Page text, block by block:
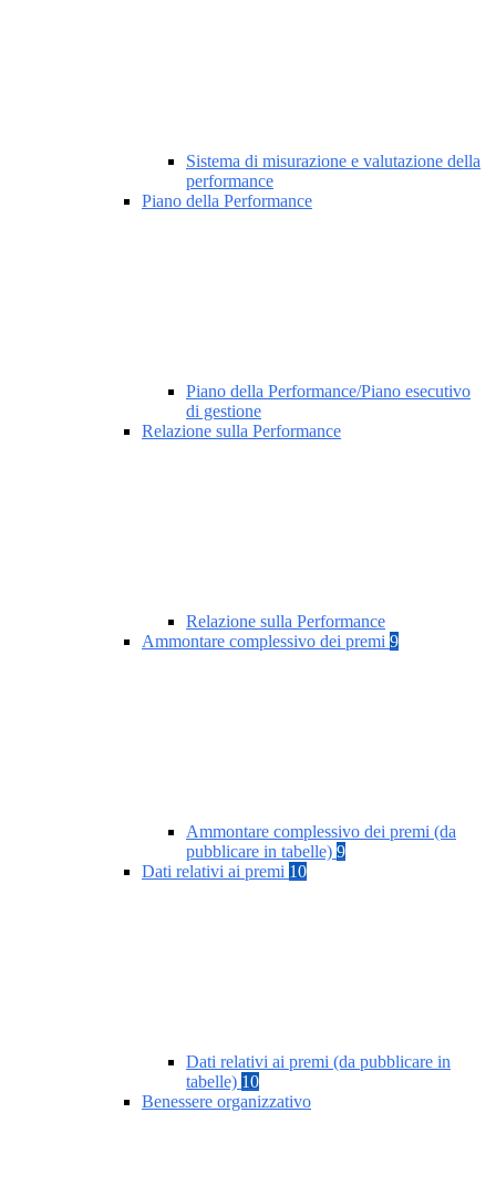
Sistema di misurazione e valutazione della
performance
Piano della Performance
Piano della Performance/Piano esecutivo
di gestione
Relazione sulla Performance
Relazione sulla Performance
Ammontare complessivo dei premi 9
Ammontare complessivo dei premi (da
pubblicare in tabelle) 9
Dati relativi ai premi 10
Dati relativi ai premi (da pubblicare in
tabelle) 10
Benessere organizzativo